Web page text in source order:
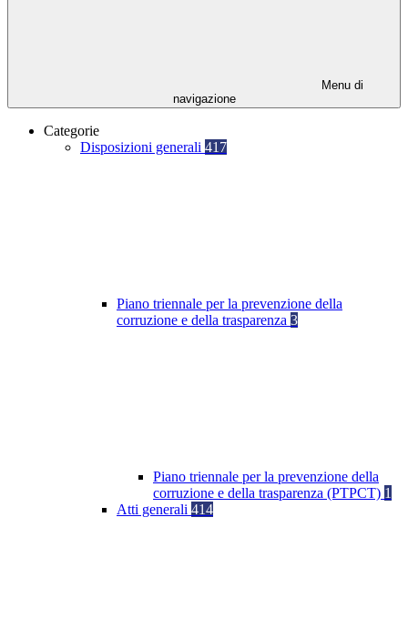
Menu di
navigazione
Categorie
Disposizioni generali 417
Piano triennale per la prevenzione della
corruzione e della trasparenza 3
Piano triennale per la prevenzione della
corruzione e della trasparenza (PTPCT) 1
Atti generali 414